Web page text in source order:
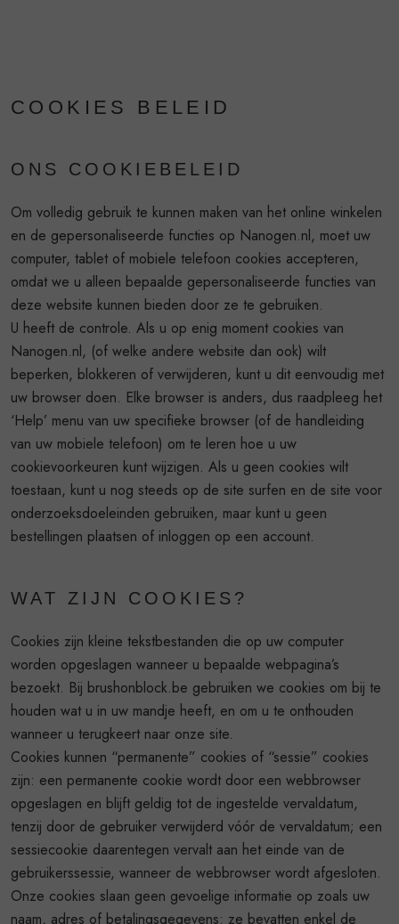
COOKIES BELEID
ONS COOKIEBELEID
Om volledig gebruik te kunnen maken van het online winkelen
en de gepersonaliseerde functies op Nanogen.nl, moet uw
computer, tablet of mobiele telefoon cookies accepteren,
omdat we u alleen bepaalde gepersonaliseerde functies van
deze website kunnen bieden door ze te gebruiken.
U heeft de controle. Als u op enig moment cookies van
Nanogen.nl, (of welke andere website dan ook) wilt
beperken, blokkeren of verwijderen, kunt u dit eenvoudig met
uw browser doen. Elke browser is anders, dus raadpleeg het
‘Help’ menu van uw specifieke browser (of de handleiding
van uw mobiele telefoon) om te leren hoe u uw
cookievoorkeuren kunt wijzigen. Als u geen cookies wilt
toestaan, kunt u nog steeds op de site surfen en de site voor
onderzoeksdoeleinden gebruiken, maar kunt u geen
bestellingen plaatsen of inloggen op een account.
WAT ZIJN COOKIES?
Cookies zijn kleine tekstbestanden die op uw computer
worden opgeslagen wanneer u bepaalde webpagina’s
bezoekt. Bij brushonblock.be gebruiken we cookies om bij te
houden wat u in uw mandje heeft, en om u te onthouden
wanneer u terugkeert naar onze site.
Cookies kunnen “permanente” cookies of “sessie” cookies
zijn: een permanente cookie wordt door een webbrowser
opgeslagen en blijft geldig tot de ingestelde vervaldatum,
tenzij door de gebruiker verwijderd vóór de vervaldatum; een
sessiecookie daarentegen vervalt aan het einde van de
gebruikerssessie, wanneer de webbrowser wordt afgesloten.
Onze cookies slaan geen gevoelige informatie op zoals uw
naam, adres of betalingsgegevens: ze bevatten enkel de